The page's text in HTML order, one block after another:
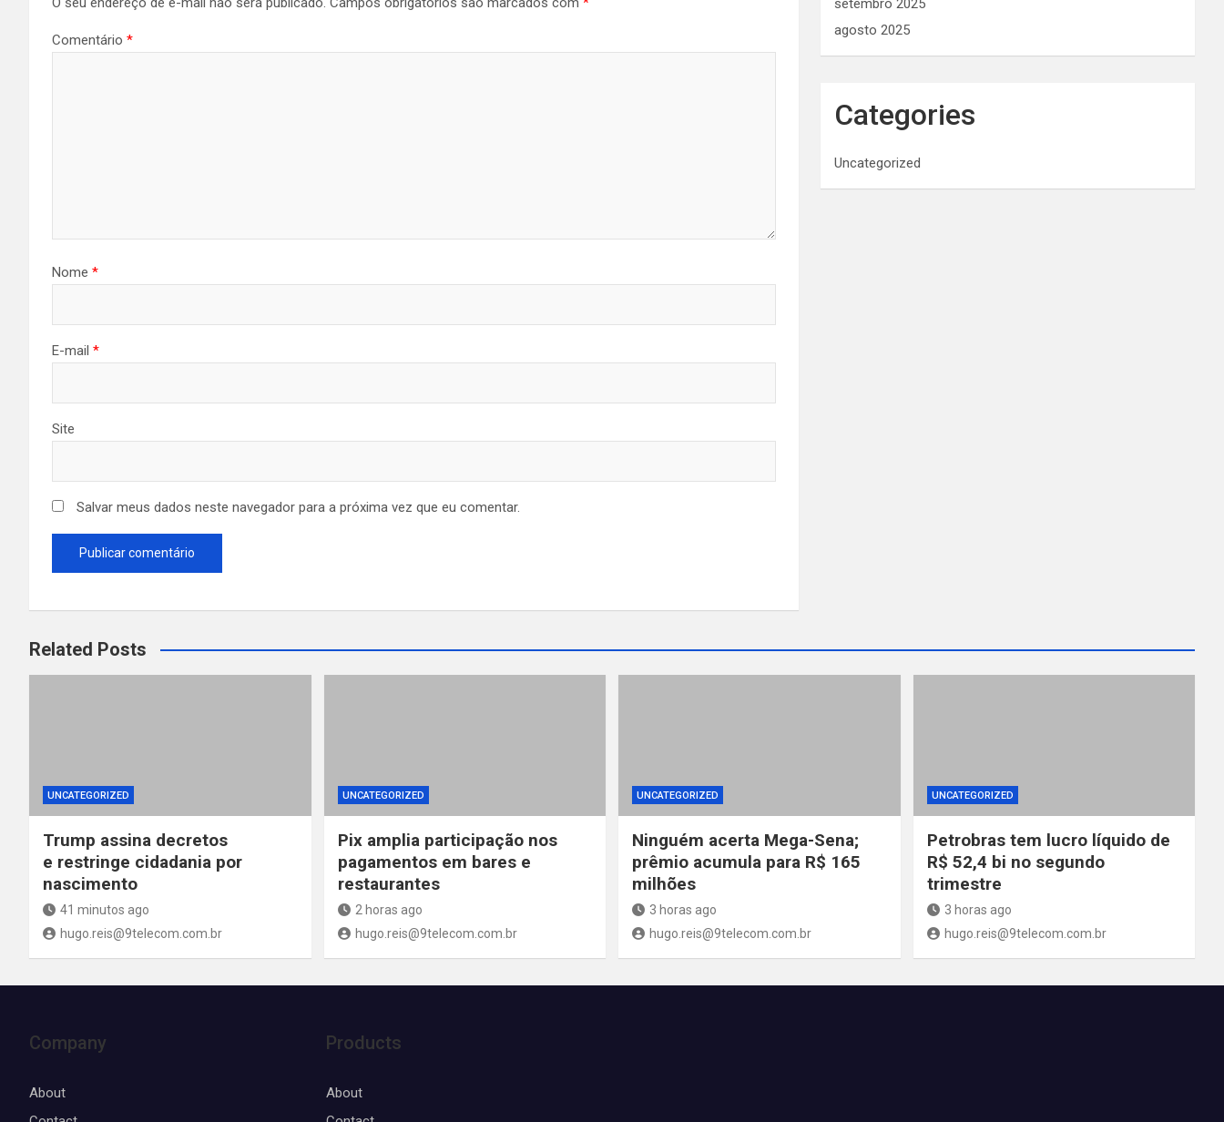
Comentário *
Nome *
E-mail *
Site
Salvar meus dados neste navegador para a próxima vez que eu comentar.
setembro 2025
agosto 2025
Categories
Uncategorized
Related Posts
UNCATEGORIZED
Trump assina decretos
e restringe cidadania por
nascimento
41 minutos ago
hugo.reis@9telecom.com.br
UNCATEGORIZED
Pix amplia participação nos
pagamentos em bares e
restaurantes
2 horas ago
hugo.reis@9telecom.com.br
UNCATEGORIZED
Ninguém acerta Mega-Sena;
prêmio acumula para R$ 165
milhões
3 horas ago
hugo.reis@9telecom.com.br
UNCATEGORIZED
Petrobras tem lucro líquido de
R$ 52,4 bi no segundo
trimestre
3 horas ago
hugo.reis@9telecom.com.br
Company
About
Products
About